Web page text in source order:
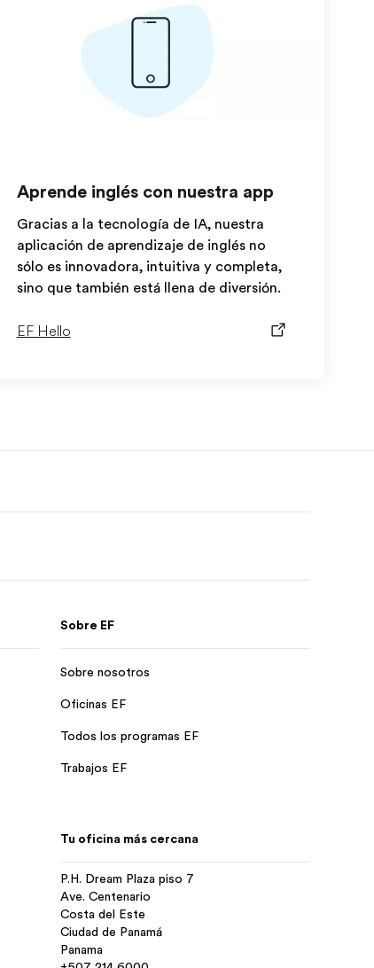
Aprende inglés con nuestra app
Gracias a la tecnología de IA, nuestra
aplicación de aprendizaje de inglés no
sólo es innovadora, intuitiva y completa,
sino que también está llena de diversión.
EF Hello
Sobre EF
Sobre nosotros
Oficinas EF
Todos los programas EF
Trabajos EF
Tu oficina más cercana
P.H. Dream Plaza piso 7
Ave. Centenario
Costa del Este
Ciudad de Panamá
Panama